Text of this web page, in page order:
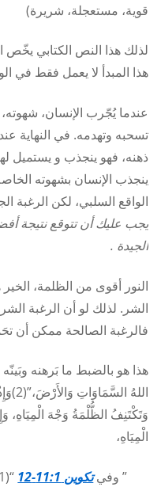
قوية، مستعجلة، شريرة)
لذلك هذا النص الكتابي يخّص
هذا المبدأ لا يعمل فقط في
عندما يُجّرب الإنسان،
تسحبه وتهدمه. في النهاية
ذهنه، فهو ينجذب و يستميل
ينجذب الإنسان بشهوته
الواقع السلبي، لكن الرغبة
يجب عليك أن تتوقع نتيجة
الجيدة .
النور أقوى من الظلمة،
الشر. لذلك لو أن الرغبة
فالرغبة الصالحة ممكن أن
هذا هو بالضبط ما بَرهنه
وَتَكْتَنِفُ الظُّلْمَةُ وَجْهَ
الْمِيَاهِ،
” وفيتكوين 11:1-12